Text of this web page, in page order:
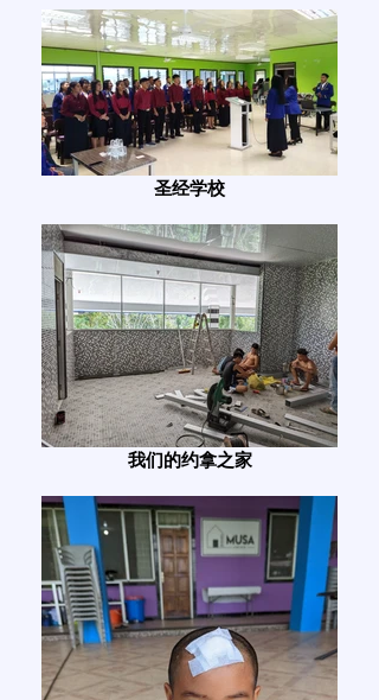
圣经学校
我们的约拿之家